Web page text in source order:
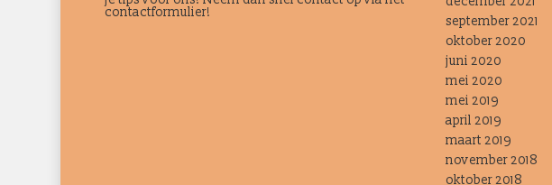
contactformulier!
september 2021
oktober 2020
juni 2020
mei 2020
mei 2019
april 2019
maart 2019
november 2018
oktober 2018